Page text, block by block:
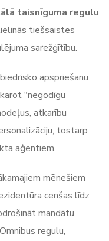
taisnīguma regulu
tiešsaistes
sarežģītību.
apspriešanu
"negodīgu
atkarību
tostarp
aģentiem.
mēnešiem
cenšas līdz
mandātu
regulu,